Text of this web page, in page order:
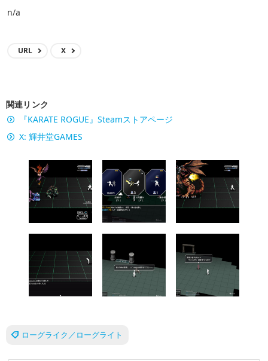
n/a
URL X
関連リンク
『KARATE ROGUE』Steamストアページ
X: 輝井堂GAMES
ローグライク／ローグライト